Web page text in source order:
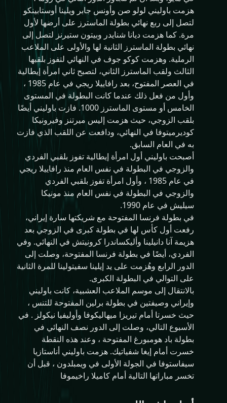
هزمت باوليني لولو صن وأونس جابر ويلينا أوستابينكو
لتصل إلى ربع نهائي بطولة الماسترز على أرضها لأول
مرة. كما هزمت ديانا شنايدر وبيتون ستيرنز لتصل إلى
نهائي بطولة الماسترز الثانية لها والأولى على الملاعب
الرملية. وهزمت كوكو جوف في النهائي لتفوز بلقبها
الثالث ولقب الماسترز الثاني، لتصبح ثاني امرأة إيطالية
في العصر المفتوح، بعد رافاييلا ريجي في عام 1985 ،
وأول من فعل ذلك عندما كانت البطولة في المستوى
الخامس أو مستوى الماسترز 1000. فازت باوليني أيضًا
بلقب الزوجي، حيث هزمت إليس ميرتنز وفيرونيكا
كوديرميتوفا في النهائي، ودافعت عن اللقب الذي فازت
به في العام السابق.
أصبحت باوليني أول امرأة إيطالية تفوز بلقبي الفردي
والزوجي في البطولة في نفس العام منذ رافاييلا ريجي
في عام 1985 ، وأول امرأة تفوز بلقبي الفردي
والزوجي في البطولة في نفس العام منذ مونيكا
سيليش في عام 1990.
في بطولة فرنسا المفتوحة مع شريكتها سارة إيراني،
رفعت أول كأس لها في بطولة كبرى في الزوجي بعد
هزيمة آنا دانيلينا وأليكساندرا كرونيتش في النهائي. وفي
الفردي، أيضًا في بطولة فرنسا المفتوحة، وصلت إلى
الدور الرابع وهُزمت على يد إيلينا سفيتولينا للمرة الثانية
على التوالي في البطولة الكبرى.
بالانتقال إلى موسم الملاعب العشبية، كانت باوليني
وإيراني وصيفتين في بطولة برلين المفتوحة للتنس ،
حيث خسرتا أمام تيريزا ميهاليكوفا وأوليفيا نيكولز . في
الأسبوع التالي، وصلت إلى الدور نصف النهائي في
بطولة باد هومبورغ المفتوحة ، وعند هذه النقطة
خسرت أمام إيغا شفياتيك. هزمت باوليني أناستازيا
سيفاستوفا في الجولة الأولى في ويمبلدون ، قبل أن
تخسر مباراتها التالية أمام كاميلا راخيموفا